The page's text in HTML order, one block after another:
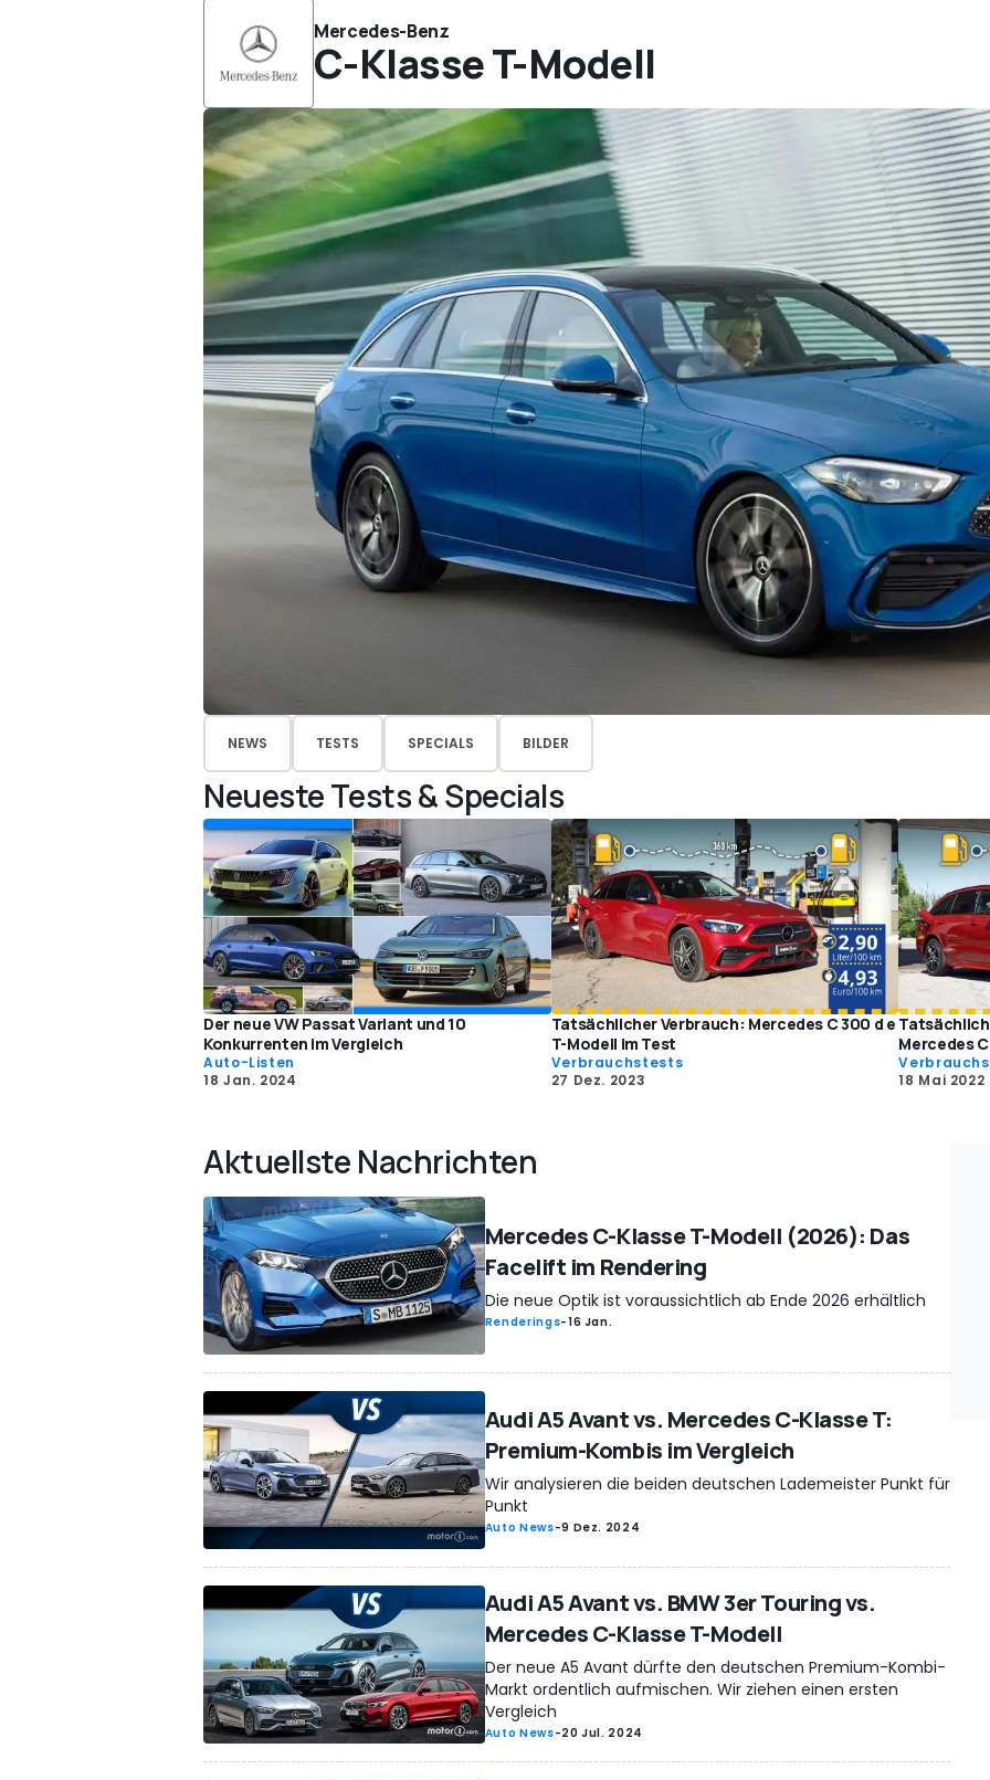
Mercedes-Benz
C-Klasse T-Modell
NEWS TESTS SPECIALS BILDER
Neueste Tests & Specials
Der neue VW Passat Variant und 10
Konkurrenten im Vergleich
Auto-Listen
18 Jan. 2024
Tatsächlicher Verbrauch: Mercedes C 300 d e
T-Modell im Test
Verbrauchstests
27 Dez. 2023
Mercedes
18 Mai 2022
Aktuellste Nachrichten
Mercedes C-Klasse T-Modell (2026): Das
Facelift im Rendering
Die neue Optik ist voraussichtlich ab Ende 2026 erhältlich
Renderings-16 Jan.
Audi A5 Avant vs. Mercedes C-Klasse T:
Premium-Kombis im Vergleich
Wir analysieren die beiden deutschen Lademeister Punkt für
Punkt
Auto News-9 Dez. 2024
Audi A5 Avant vs. BMW 3er Touring vs.
Mercedes C-Klasse T-Modell
Der neue A5 Avant dürfte den deutschen Premium-Kombi-
Markt ordentlich aufmischen. Wir ziehen einen ersten
Vergleich
Auto News-20 Jul. 2024